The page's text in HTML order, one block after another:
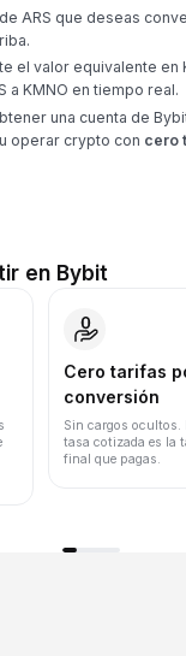
ARS que deseas
el valor equivalente en
a KMNO en tiempo real.
una cuenta de
operar crypto con cero
en Bybit
Cero tarifas
conversión
Sin cargos ocultos.
tasa cotizada es la
final que pagas.